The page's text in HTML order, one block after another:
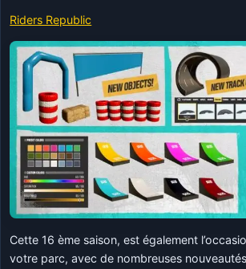
Riders Republic
Cette 16 ème saison, est également
votre parc, avec de nombreuses